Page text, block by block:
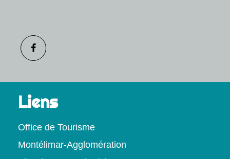
Liens
Office de Tourisme
Montélimar-Agglomération